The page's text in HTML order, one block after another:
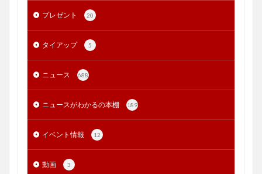
プレゼント 20
タイアップ 5
ニュース 688
ニュースがわかるの本棚 189
イベント情報 12
動画 3